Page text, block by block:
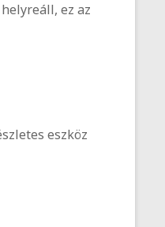
ez az
eszköz